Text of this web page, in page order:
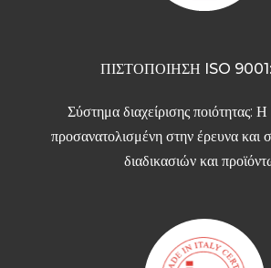
ΠΙΣΤΟΠΟΙΗΣΗ ISO
Σύστημα διαχείρισης ποιότητας:
προσανατολισμένη στην έρευνα και
διαδικασιών και